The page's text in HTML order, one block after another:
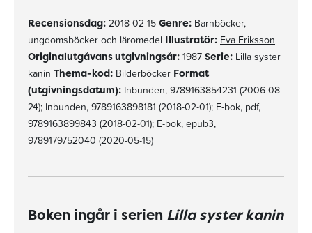
Recensionsdag: 2018-02-15 Genre: Barnböcker,
ungdomsböcker och läromedel Illustratör: Eva Eriksson
Originalutgåvans utgivningsår: 1987 Serie: Lilla syster
kanin Thema-kod: Bilderböcker Format
(utgivningsdatum): Inbunden, 9789163854231 (2006-08-
24); Inbunden, 9789163898181 (2018-02-01); E-bok, pdf,
9789163899843 (2018-02-01); E-bok, epub3,
9789179752040 (2020-05-15)
Boken ingår i serien Lilla syster kanin